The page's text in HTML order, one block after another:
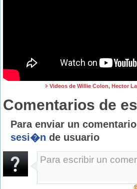
Videos de Willie Colon, Hector
Comentarios de
Para enviar un
sesi�n de usuario